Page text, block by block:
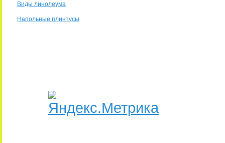
Виды линолеума
Напольные плинтусы